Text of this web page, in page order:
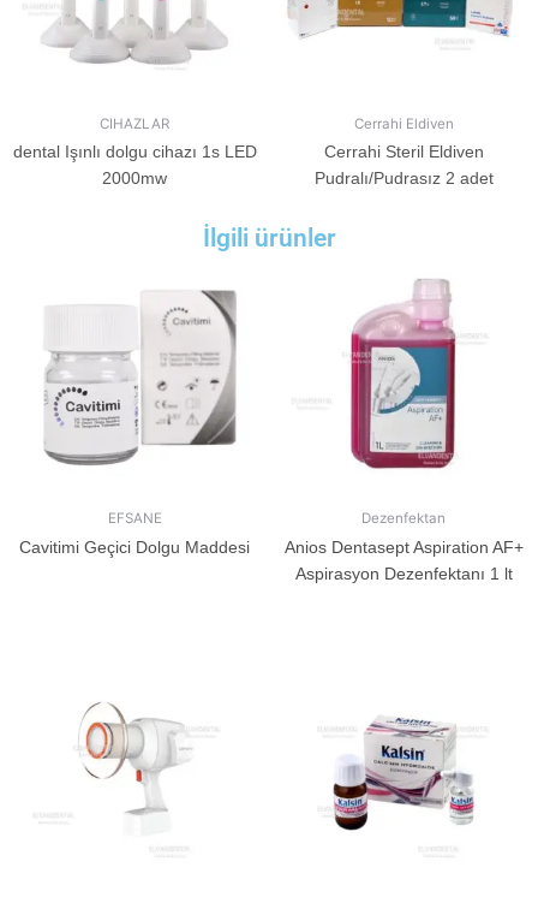
CIHAZLAR
dental Işınlı dolgu cihazı 1s LED
2000mw
Cerrahi Eldiven
Cerrahi Steril Eldiven
Pudralı/Pudrasız 2 adet
İlgili ürünler
EFSANE
Cavitimi Geçici Dolgu Maddesi
Dezenfektan
Anios Dentasept Aspiration AF+
Aspirasyon Dezenfektanı 1 lt